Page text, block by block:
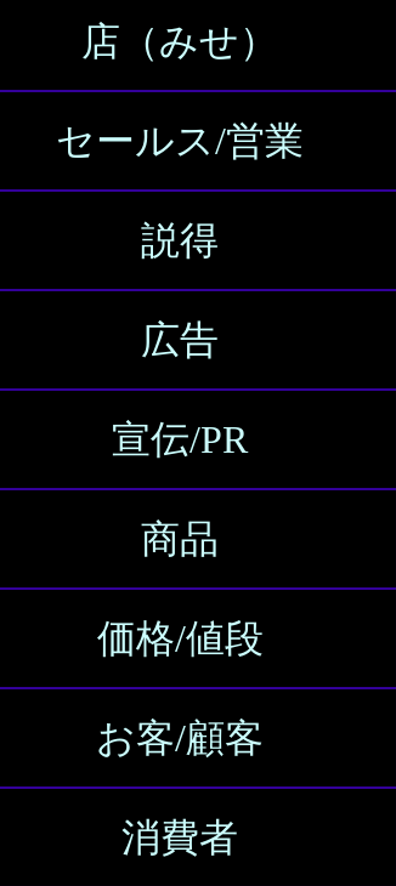
店（みせ）
セールス/営業
説得
広告
宣伝/PR
商品
価格/値段
お客/顧客
消費者